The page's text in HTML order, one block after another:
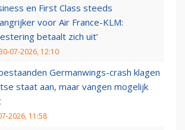
en First Class steeds
voor Air France-KLM:
betaalt zich uit’
07-2026, 12:10
Germanwings-crash klagen
staat aan, maar vangen mogelijk
2026, 11:58